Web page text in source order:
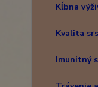
Kĺbna
Kvalita
Imunitný